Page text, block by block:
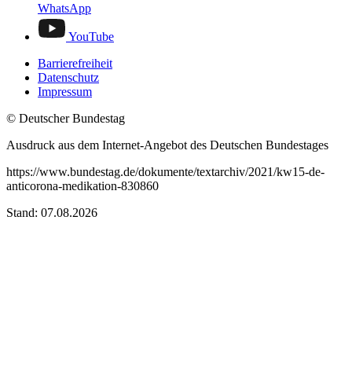
WhatsApp
YouTube
Barrierefreiheit
Datenschutz
Impressum
© Deutscher Bundestag
Ausdruck aus dem Internet-Angebot des Deutschen Bundestages
https://www.bundestag.de/dokumente/textarchiv/2021/kw15-de-
anticorona-medikation-830860
Stand: 07.08.2026